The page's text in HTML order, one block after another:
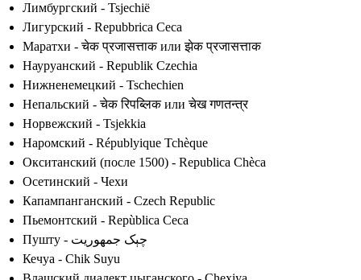
Лимбургский - Tsjechië
Лигурский - Repubbrica Ceca
Маратхи - चेक प्रजासत्ताक или झेक प्रजासत्ताक
Науруанский - Republik Czechia
Нижненемецкий - Tschechien
Непальский - चेक रिपब्लिक или चेख गणतन्त्र
Норвежский - Tsjekkia
Наромский - Républyique Tchèque
Окситанский (после 1500) - Republica Chèca
Осетинский - Чехи
Капампанганский - Czech Republic
Пьемонтский - Repùblica Ceca
Пушту - چېک جمهوريت
Кечуа - Chik Suyu